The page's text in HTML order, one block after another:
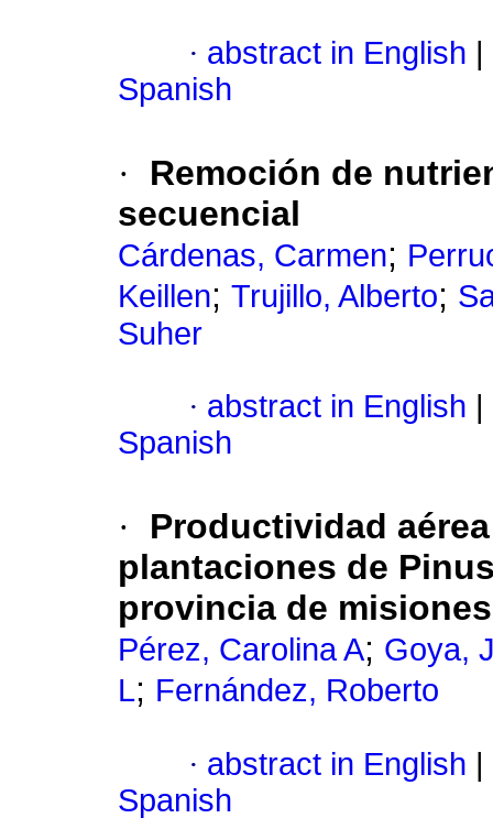
· abstract in English
Spanish
·
Remoción de
secuencial
Cárdenas, Carmen;
Keillen; Trujillo, Alberto;
Suher
· abstract in English
Spanish
·
Productividad
plantaciones de
provincia de
Pérez, Carolina A; Goya,
L; Fernández, Roberto
· abstract in English
Spanish